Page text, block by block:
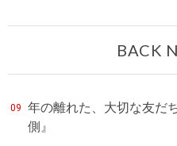
BACK
09
年の離れた、大切な友だ
側』